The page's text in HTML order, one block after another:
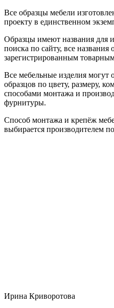
Все образцы мебели
проекту в единственном
Образцы имеют названия для
поиска по сайту, все названия
зарегистрированным
Все мебельные изделия могут
образцов по цвету, размеру,
способами монтажа и
фурнитуры.
Способ монтажа и крепёж
выбирается производителем
Ирина Криворотова